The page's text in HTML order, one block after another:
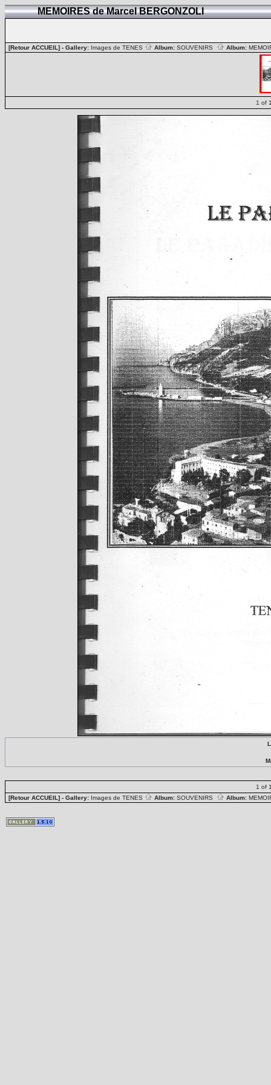
MEMOIRES de Marcel BERGONZOLI
[Retour ACCUEIL] - Gallery: Images de TENES Album: SOUVENIRS Album:
1 of
1 of
[Retour ACCUEIL] - Gallery: Images de TENES Album: SOUVENIRS Album: